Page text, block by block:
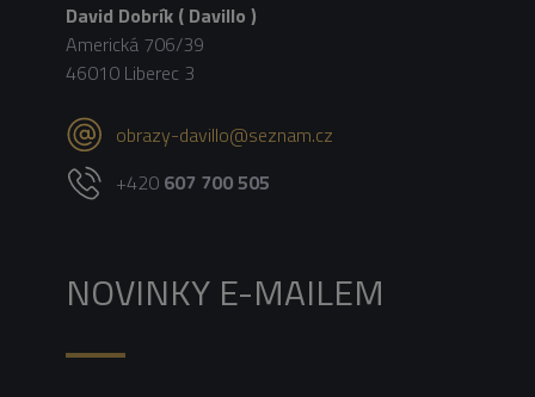
David Dobrík ( Davillo )
Americká 706/39
46010 Liberec 3
obrazy-davillo@seznam.cz
+420 607 700 505
NOVINKY E-MAILEM